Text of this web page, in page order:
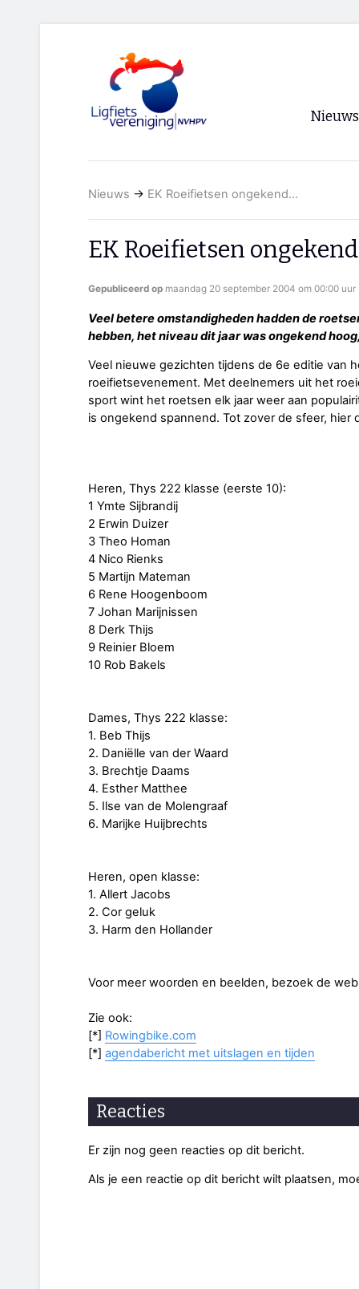
Nieuws
Nieuws → EK Roeifietsen ongekend...
EK Roeifietsen
Gepubliceerd op maandag 20 september 2004 om 00:00 uur
Veel betere omstandigheden hadden de
hebben, het niveau dit jaar was ongekend
Veel nieuwe gezichten tijdens de 6e editie van
roeifietsevenement. Met deelnemers uit het
sport wint het roetsen elk jaar weer aan
is ongekend spannend. Tot zover de sfeer, hier
Heren, Thys 222 klasse (eerste 10):
1 Ymte Sijbrandij
2 Erwin Duizer
3 Theo Homan
4 Nico Rienks
5 Martijn Mateman
6 Rene Hoogenboom
7 Johan Marijnissen
8 Derk Thijs
9 Reinier Bloem
10 Rob Bakels
Dames, Thys 222 klasse:
1. Beb Thijs
2. Daniëlle van der Waard
3. Brechtje Daams
4. Esther Matthee
5. Ilse van de Molengraaf
6. Marijke Huijbrechts
Heren, open klasse:
1. Allert Jacobs
2. Cor geluk
3. Harm den Hollander
Voor meer woorden en beelden, bezoek de
Zie ook:
[*] Rowingbike.com
[*] agendabericht met uitslagen en tijden
Reacties
Er zijn nog geen reacties op dit bericht.
Als je een reactie op dit bericht wilt plaatsen,